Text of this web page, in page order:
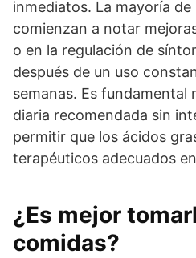
inmediatos. La mayoría de
comienzan a notar
o en la regulación de
después de un uso
semanas. Es fundamental
diaria recomendada sin
permitir que los ácidos
terapéuticos adecuados
¿Es mejor
comidas?